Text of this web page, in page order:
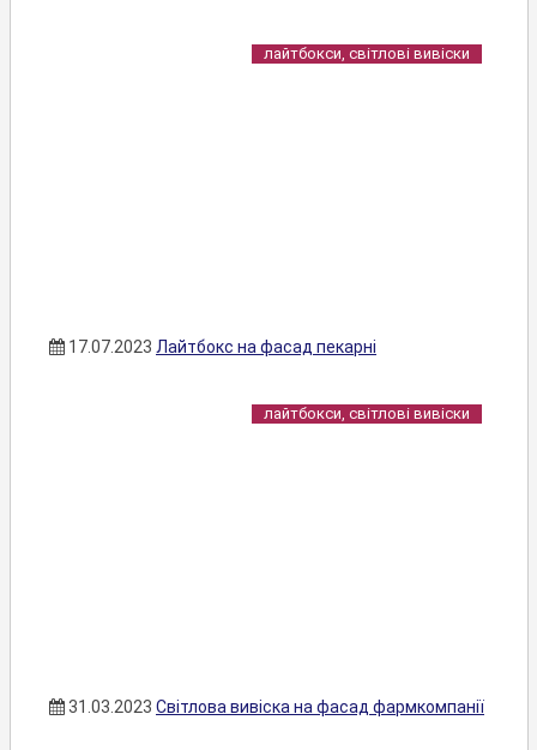
лайтбокси, світлові вивіски
17.07.2023 Лайтбокс на фасад пекарні
лайтбокси, світлові вивіски
31.03.2023 Світлова вивіска на фасад фармкомпанії